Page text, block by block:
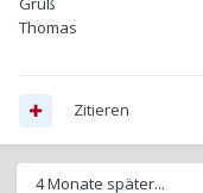
Thomas
Zitieren
4 Monate später...